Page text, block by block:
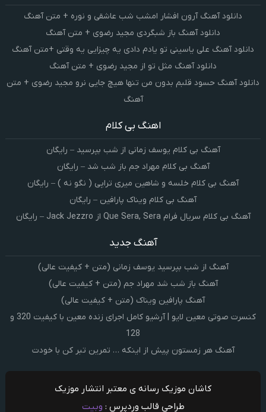
دانلود آهنگ آرون افشار امشب شب عاشقی و نوره + متن آهنگ
دانلود آهنگ باز شبگردی مجید رضوی + متن آهنگ
دانلود آهنگ علی یاسینی تو یادم دادی یه چیزایی یه وقتی +متن آهنگ
دانلود آهنگ مثل تو از مجید رضوی + متن آهنگ
دانلود آهنگ حسود قلبم بدون من تنها هیچ جایی نرو مجید رضوی + متن
آهنگ
اهنگ بی کلام
آهنگ بی کلام یوسف زمانی از شب بپرسید – رایگان
آهنگ بی کلام مهراد جم باز شب شد – رایگان
آهنگ بی کلام خلسه و شاهین میری تراپی ( نگو نه ) – رایگان
آهنگ بی کلام ویناک پارافین – رایگان
آهنگ بی کلام سریال فرام Que Sera, Sera از Jack Jezzro – رایگان
آهنگ جدید
آهنگ از شب بپرسید یوسف زمانی (متن + کیفیت عالی)
آهنگ باز شب شد مهراد جم (متن + کیفیت عالی)
آهنگ پارافین ویناک (متن + کیفیت عالی)
کنسرت صوتی معین لایو | آرشیو کامل اجرای زنده معین با کیفیت 320 و
128
آهنگ هر زمستون پیش از اینکه … تمرین تبر کن با خودت
کاشان موزیک رسانه ی معتبر انتشار موزیک
طراحی قالب وردپرس : وبیت